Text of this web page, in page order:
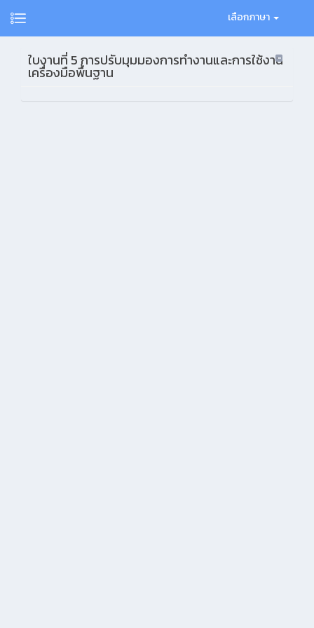
เลือกภาษา
ใบงานที่ 5 การปรับมุมมองการทำงานและการใช้งาน
เครื่องมือพื้นฐาน